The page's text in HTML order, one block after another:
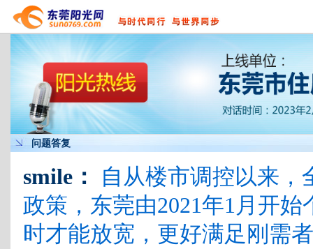
问题答复
smile：
自从楼市调控以来，
政策，东莞由2021年1月开
时才能放宽，更好满足刚需